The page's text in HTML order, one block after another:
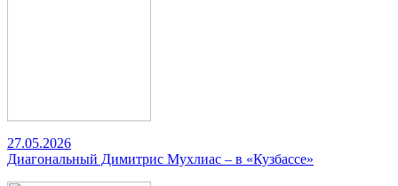
27.05.2026
Диагональный Димитрис Мухлиас – в «Кузбассе»